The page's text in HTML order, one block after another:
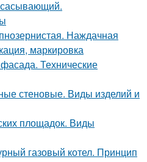
Наждачная
маркировка
Технические
стеновые. Виды изделий и
площадок. Виды
газовый котел. Принцип